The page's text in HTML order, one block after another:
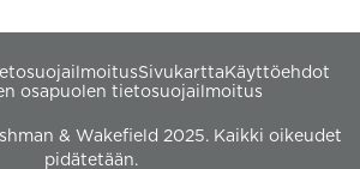
Sivukartta Käyttöehdot
osapuolen tietosuojailmoitus
& Wakefield 2025. Kaikki oikeudet
pidätetään.